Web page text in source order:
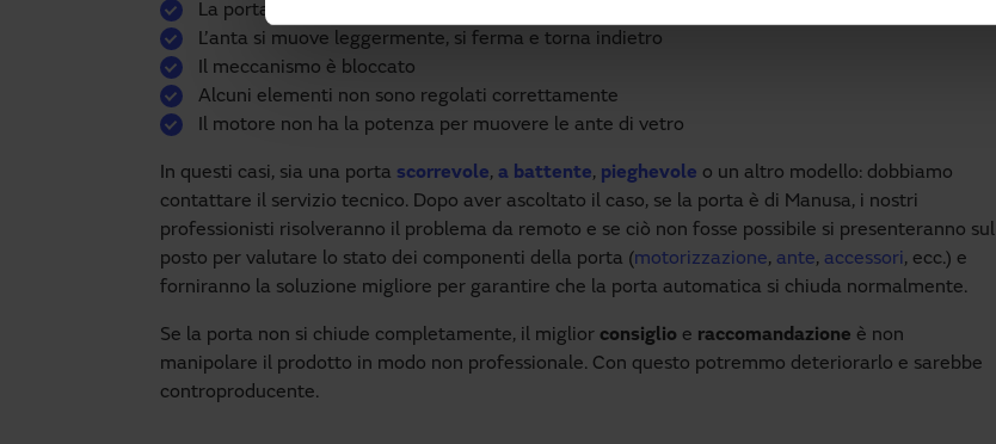
La porta automatica si apre ma non si chiude
L’anta si muove leggermente, si ferma e torna indietro
Il meccanismo è bloccato
Alcuni elementi non sono regolati correttamente
Il motore non ha la potenza per muovere le ante di vetro
In questi casi, sia una porta scorrevole, a battente, pieghevole o un altro modello: dobbiamo
contattare il servizio tecnico. Dopo aver ascoltato il caso, se la porta è di Manusa, i nostri
professionisti risolveranno il problema da remoto e se ciò non fosse possibile si presenteranno sul
posto per valutare lo stato dei componenti della porta (motorizzazione, ante, accessori, ecc.) e
forniranno la soluzione migliore per garantire che la porta automatica si chiuda normalmente.
Se la porta non si chiude completamente, il miglior consiglio e raccomandazione è non
manipolare il prodotto in modo non professionale. Con questo potremmo deteriorarlo e sarebbe
controproducente.